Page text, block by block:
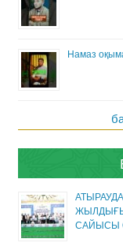
Намаз
САЙЫСЫ